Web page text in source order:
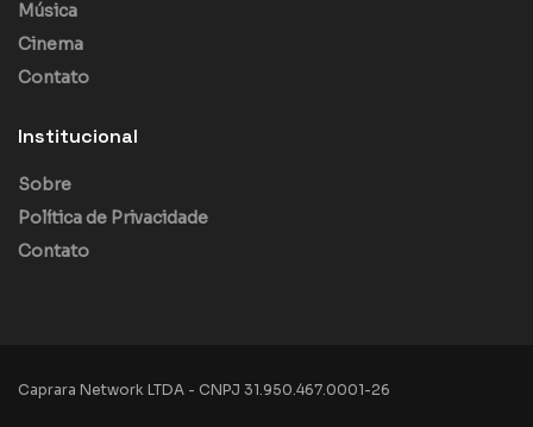
Música
Cinema
Contato
Institucional
Sobre
Política de Privacidade
Contato
Caprara Network LTDA - CNPJ 31.950.467.0001-26